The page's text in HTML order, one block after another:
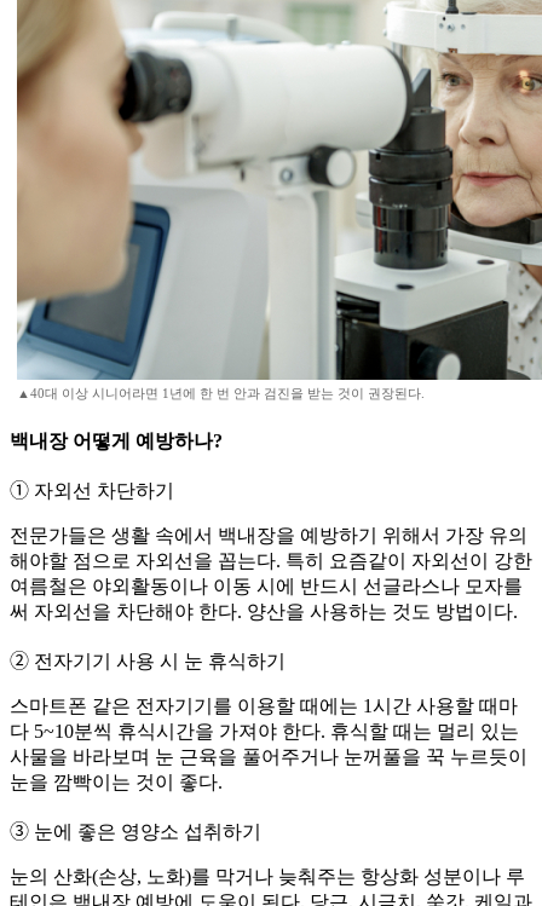
▲40대 이상 시니어라면 1년에 한 번 안과 검진을 받는 것이 권장된다.
백내장 어떻게 예방하나?
➀ 자외선 차단하기
전문가들은 생활 속에서 백내장을 예방하기 위해서 가장 유의
해야할 점으로 자외선을 꼽는다. 특히 요즘같이 자외선이 강한
여름철은 야외활동이나 이동 시에 반드시 선글라스나 모자를
써 자외선을 차단해야 한다. 양산을 사용하는 것도 방법이다.
➁ 전자기기 사용 시 눈 휴식하기
스마트폰 같은 전자기기를 이용할 때에는 1시간 사용할 때마
다 5~10분씩 휴식시간을 가져야 한다. 휴식할 때는 멀리 있는
사물을 바라보며 눈 근육을 풀어주거나 눈꺼풀을 꾹 누르듯이
눈을 깜빡이는 것이 좋다.
➂ 눈에 좋은 영양소 섭취하기
눈의 산화(손상, 노화)를 막거나 늦춰주는 항상화 성분이나 루